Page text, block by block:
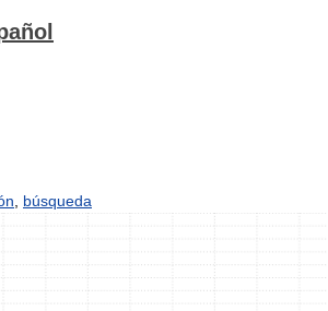
búsqueda